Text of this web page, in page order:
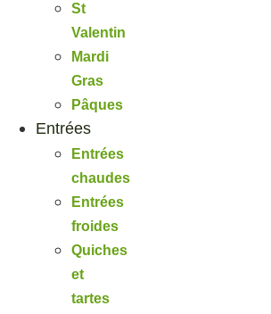
St
Valentin
Mardi
Gras
Pâques
Entrées
Entrées
chaudes
Entrées
froides
Quiches
et
tartes